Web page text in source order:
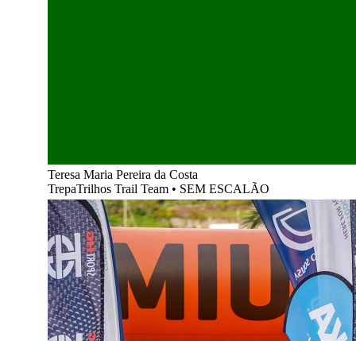
Teresa Maria Pereira da Costa
TrepaTrilhos Trail Team • SEM ESCALÃO